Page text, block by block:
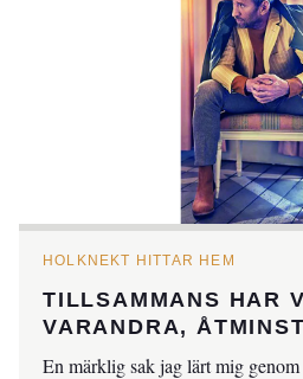
HOLKNEKT HITTAR HEM
TILLSAMMANS HAR
VARANDRA,
En märklig sak jag lärt mig